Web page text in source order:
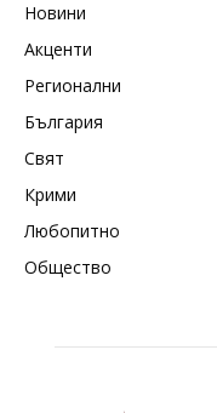
Новини
Акценти
Регионални
България
Свят
Крими
Любопитно
Общество